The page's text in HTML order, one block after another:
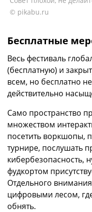
© pikabu.ru
Бесплатные
Весь фестиваль
(бесплатную) и
всем, но бесплатно
действительно
Само пространство
множеством
посетить воркшопы,
турнире, послушать
кибербезопасность,
фудкортом
Отдельного
цифровыми лесом,
обнять.